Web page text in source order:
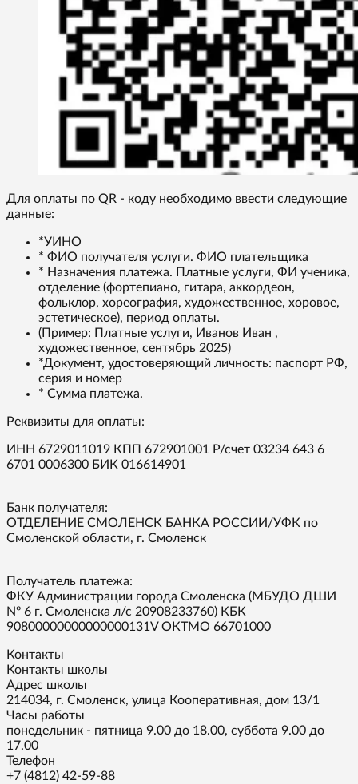
Для оплаты по QR - коду необходимо ввести следующие
данные:
*УИНО
* ФИО получателя услуги. ФИО плательщика
* Назначения платежа. Платные услуги, ФИ ученика,
отделение (фортепиано, гитара, аккордеон,
фольклор, хореография, художественное, хоровое,
эстетическое), период оплаты.
(Пример: Платные услуги, Иванов Иван ,
художественное, сентябрь 2025)
*Документ, удостоверяющий личность: паспорт РФ,
серия и номер
* Сумма платежа.
Реквизиты для оплаты:
ИНН 6729011019 КПП 672901001 Р/счет 03234 643 6
6701 0006300 БИК 016614901
Банк получателя:
ОТДЕЛЕНИЕ СМОЛЕНСК БАНКА РОССИИ/УФК по
Смоленской области, г. Смоленск
Получатель платежа:
ФКУ Администрации города Смоленска (МБУДО ДШИ
Nº 6 г. Смоленска л/с 20908233760) КБК
90800000000000000131V ОКТМО 66701000
Контакты
Контакты школы
Адрес школы
214034, г. Смоленск, улица Кооперативная, дом 13/1
Часы работы
понедельник - пятница 9.00 до 18.00, суббота 9.00 до
17.00
Телефон
+7 (4812) 42-59-88